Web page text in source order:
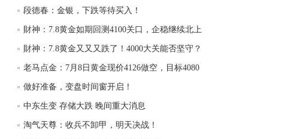
段德春：金银，下跌等待买入！
財神：7.8黄金如期回测4100关口，企稳继续北上
財神：7.8黄金又又又跌了！4000大关能否坚守？
老马点金：7月8日黄金现价4126做空，目标4080
做好准备，变盘时间窗开启！
中东生变 存储大跌 晚间重大消息
淘气天尊：收兵不卸甲，明天决战！